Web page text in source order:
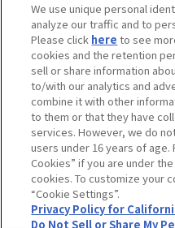
採用情報
サステナビリティ
お問い合わせ
ウェブサイトご利用条件 ソーシャル
個人情報及び特定個人情報等の取
Do Not Sell or Share My Personal
カスタマーハラスメントに対する基
We use unique personal
analyze our traffic and to
Please click here to see
cookies and the retention
sell or share information
to/with our analytics and
combine it with other
to them or that they have
services. However, we do
users under 16 years of age.
Cookies” if you are under
cookies. To customize your
“Cookie Settings”.
Privacy Policy for
Do Not Sell or Share My